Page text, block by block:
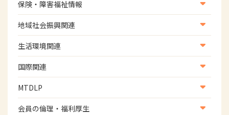
学術誌
生涯教育
研修会
協会認定資格試験・審査会情報
保険・障害福祉情報
医療保険情報
介護保険情報
児童福祉・障害福祉情報
地域社会振興関連
地域社会振興部地域事業支援課【認知症対策班】
地域社会振興部地域事業支援課【地域包括ケア推進班】
地域社会振興部地域事業支援課【運転と地域移動推進
班】
スポーツ振興関連
生活環境関連
生活環境・福祉用具支援
国際関連
国際関連
WFOT等海外関連情報
MTDLP
MTDLP室
会員の倫理・福利厚生